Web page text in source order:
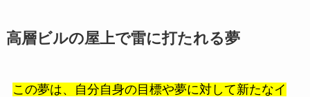
高層ビルの屋上で雷に打たれる夢
この夢は、自分自身の目標や夢に対して新たなイ